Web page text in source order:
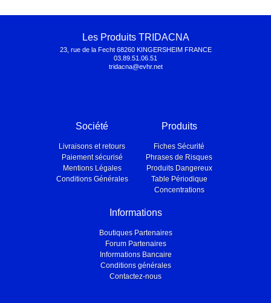
Les Produits TRIDACNA
23, rue de la Fecht 68260 KINGERSHEIM FRANCE
03.89.51.06.51
tridacna@evhr.net
Société
Livraisons et retours
Paiement sécurisé
Mentions Légales
Conditions Générales
Produits
Fiches Sécurité
Phrases de Risques
Produits Dangereux
Table Périodique
Concentrations
Informations
Boutiques Partenaires
Forum Partenaires
Informations Bancaire
Conditions générales
Contactez-nous